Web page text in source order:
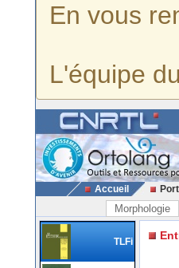
En vous
L'équipe
Accueil
Morphologie
TLFi